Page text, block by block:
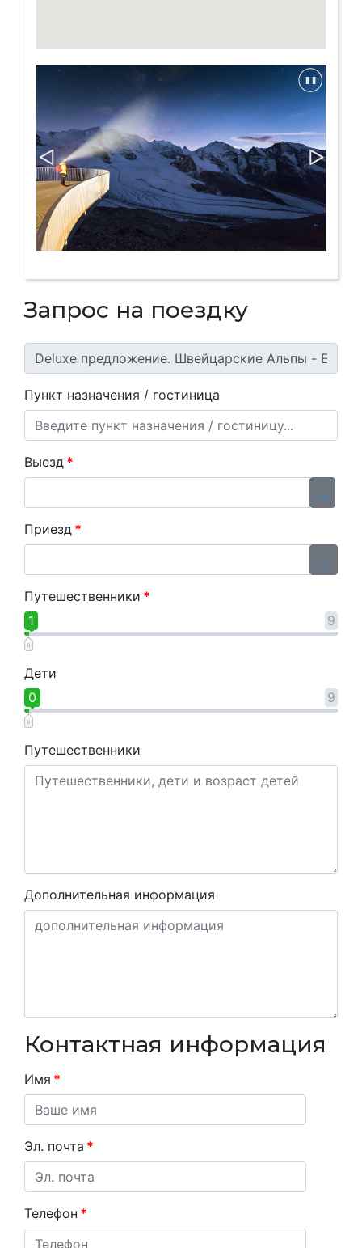
Запрос на поездку
Пункт назначения / гостиница
Выезд *
...
Приезд *
...
Путешественники *
9
1
Дети
9
0
Путешественники
Дополнительная информация
Контактная информация
Имя *
Эл. почта *
Телефон *